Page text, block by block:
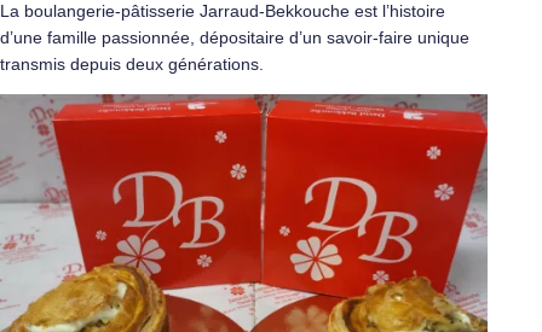
La boulangerie-pâtisserie Jarraud-Bekkouche est l’histoire
d’une famille passionnée, dépositaire d’un savoir-faire unique
transmis depuis deux générations.